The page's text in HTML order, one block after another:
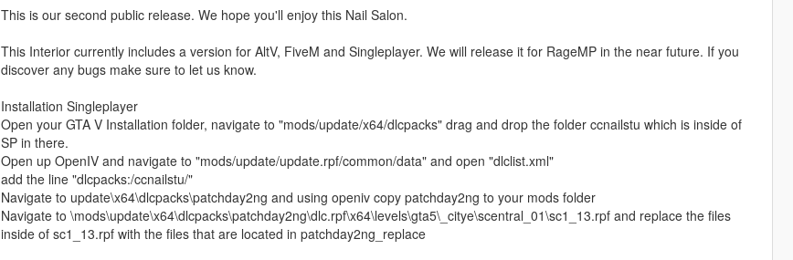
This is our second public release. We hope you'll enjoy this Nail Salon.
This Interior currently includes a version for AltV, FiveM and Singleplayer. We will release it for RageMP in the near future. If you
discover any bugs make sure to let us know.
Installation Singleplayer
Open your GTA V Installation folder, navigate to "mods/update/x64/dlcpacks" drag and drop the folder ccnailstu which is inside of
SP in there.
Open up OpenIV and navigate to "mods/update/update.rpf/common/data" and open "dlclist.xml"
add the line "dlcpacks:/ccnailstu/"
Navigate to update\x64\dlcpacks\patchday2ng and using openiv copy patchday2ng to your mods folder
Navigate to \mods\update\x64\dlcpacks\patchday2ng\dlc.rpf\x64\levels\gta5\_citye\scentral_01\sc1_13.rpf and replace the files
inside of sc1_13.rpf with the files that are located in patchday2ng_replace